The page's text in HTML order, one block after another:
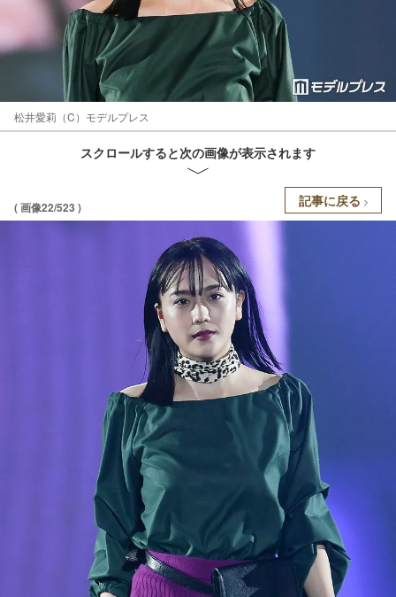
松井愛莉（C）モデルプレス
スクロールすると次の画像が表示されます
( 画像22/523 ) 記事に戻る